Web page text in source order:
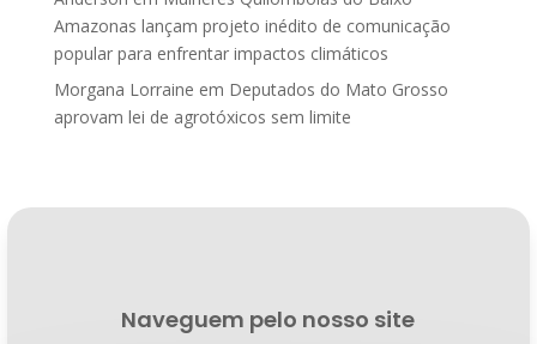
Amazonas lançam projeto inédito de comunicação
popular para enfrentar impactos climáticos
Morgana Lorraine em Deputados do Mato Grosso
aprovam lei de agrotóxicos sem limite
Naveguem pelo nosso site